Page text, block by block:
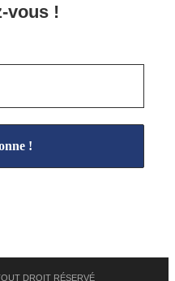
vous !
DROIT RÉSERVÉ